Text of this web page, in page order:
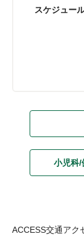
スケジュー
小児科/
ACCESS交通アク